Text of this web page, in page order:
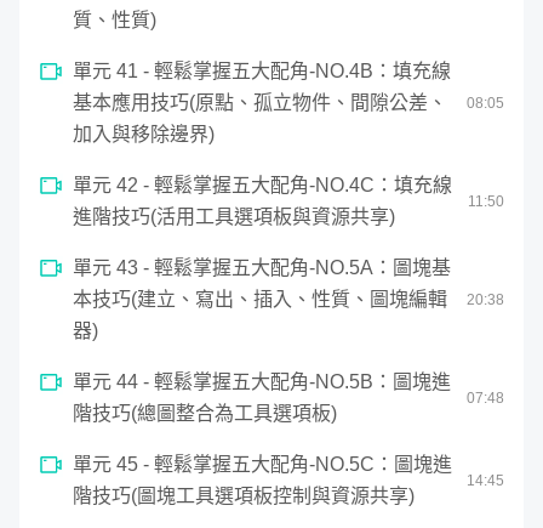
質、性質)
單元 41 - 輕鬆掌握五大配角-NO.4B：填充線
基本應用技巧(原點、孤立物件、間隙公差、
加入與移除邊界)
08:05
單元 42 - 輕鬆掌握五大配角-NO.4C：填充線
進階技巧(活用工具選項板與資源共享)
11:50
單元 43 - 輕鬆掌握五大配角-NO.5A：圖塊基
本技巧(建立、寫出、插入、性質、圖塊編輯
器)
20:38
單元 44 - 輕鬆掌握五大配角-NO.5B：圖塊進
階技巧(總圖整合為工具選項板)
07:48
單元 45 - 輕鬆掌握五大配角-NO.5C：圖塊進
階技巧(圖塊工具選項板控制與資源共享)
14:45